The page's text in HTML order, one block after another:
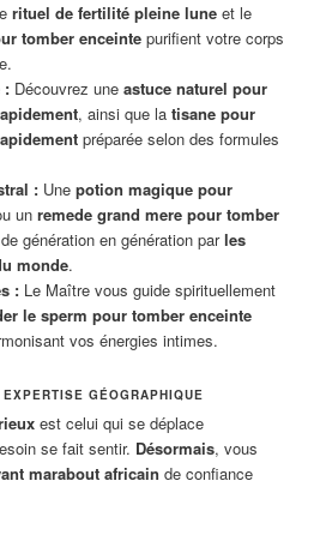
rituel de fertilité pleine luneet le
tomber enceintepurifient votre corps
:Découvrez une astuce naturel pour
, ainsi que la tisane pour
préparée selon des formules
:Une potion magique pour
un remede grand mere pour tomber
génération en génération parles
monde.
:Le Maître vous guide spirituellement
le sperm pour tomber enceinte
vos énergies intimes.
GÉOGRAPHIQUE
est celui qui se déplace
se fait sentir. Désormais, vous
marabout africain de confiance